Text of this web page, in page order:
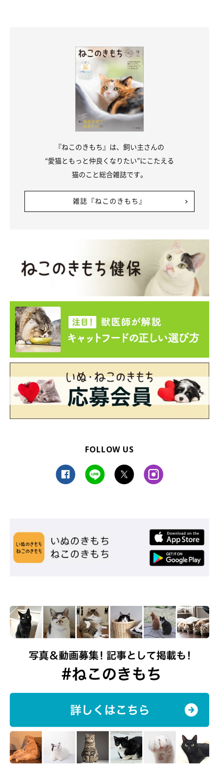
Taco（たこ）プロフィール
東京在住の漫画家・イラストレーター・キャラクタデザイナー。
「ちいさな猫を召喚できたなら」「3匹のちいさな猫を召喚でき
たなら」「ぷっちねこ。」（徳間書店）など、好評発売中。「ち
いさな猫を召喚できたなら」は重版後、韓国版・インドネシア版
も発売。今年は中国版が出版。
現在、Web上では不定期に新作漫画を更新中。詳しくは以下の
Tacoのインスタ：@tacos_cat
『ねこのきもち』は、飼い主さんの
“愛猫ともっと仲良くなりたい”にこたえる
猫のこと総合雑誌です。
雑誌『ねこのきもち』
FOLLOW US